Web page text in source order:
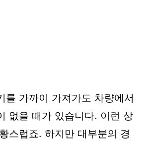
를 가까이 가져가도 차량에서
없을 때가 있습니다. 이런 상
스럽죠. 하지만 대부분의 경